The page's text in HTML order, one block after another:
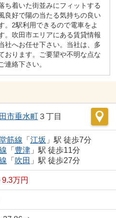
ち着いた街並みにフィットする
良好で陽の当たる気持ちの良い
。2駅利用できるので電車をよ
。吹田市エリアにある賃貸情報
社へお任せ下さい。当社は、多
おります。ご要望や不明な点な
連絡下さい。
市垂水町３丁目
筋線 「 江坂 」駅 徒歩7分
「 豊津」駅 徒歩11分
「 吹田 」駅 徒歩27分
万円